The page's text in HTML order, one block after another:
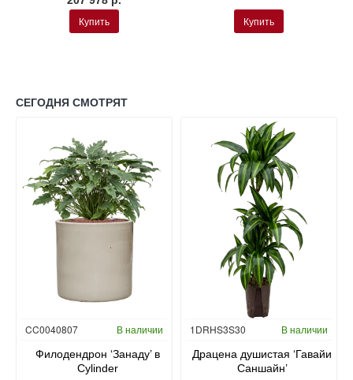
Купить Купить
СЕГОДНЯ СМОТРЯТ
CC0040807 В наличии
Филодендрон ‘Занаду’ в
Cylinder
Гидропоника
1DRHS3S30 В наличии
Драцена душистая ‘Гавайи
Саншайн’